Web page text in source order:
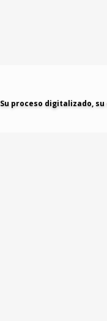
Su proceso digitalizado,